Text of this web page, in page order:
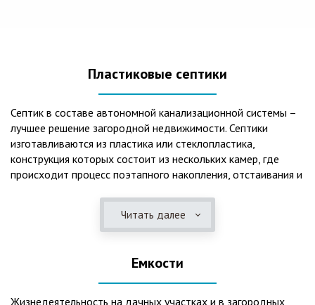
Пластиковые септики
Септик в составе автономной канализационной системы –
лучшее решение загородной недвижимости. Септики
изготавливаются из пластика или стеклопластика,
конструкция которых состоит из нескольких камер, где
происходит процесс поэтапного накопления, отстаивания и
длительный срок службы, так как не подвержены коррозии.
2. Обладают высокой прочностью – способны
состоянии. 3. Могут эксплуатироваться в любом регионе
России при любых низких температурах. 4. Полностью
герметичны, что дает гарантию по полной безопасности
Читать далее
Емкости
Жизнедеятельность на дачных участках и в загородных